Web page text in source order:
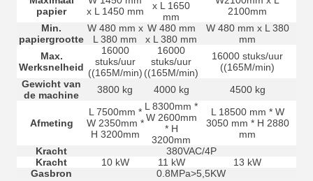
papier
x L 1450 mm
x L 1650
mm
2100mm
Min.
papiergrootte
W 480 mm x
L 380 mm
W 480 mm
x L 380 mm
W 480 mm x L 380
mm
Max.
Werksnelheid
16000
stuks/uur
((165M/min)
16000
stuks/uur
((165M/min)
16000 stuks/uur
((165M/min)
Gewicht van
de machine
3800 kg 4000 kg 4500 kg
Afmeting
L 7500mm *
W 2350mm *
H 3200mm
L 8300mm *
W 2600mm
* H
3200mm
L 18500 mm * W
3050 mm * H 2880
mm
Kracht
380VAC/4P
Kracht
10 kW 11 kW
13 kW
Gasbron
0.8MPa>5,5KW